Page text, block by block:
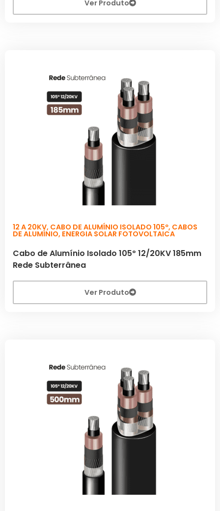
Ver Produto
12 A 20KV, CABO DE ALUMÍNIO ISOLADO 105º, CABOS
DE ALUMÍNIO, ENERGIA SOLAR FOTOVOLTAICA
Cabo de Alumínio Isolado 105º 12/20KV 185mm
Rede Subterrânea
Ver Produto